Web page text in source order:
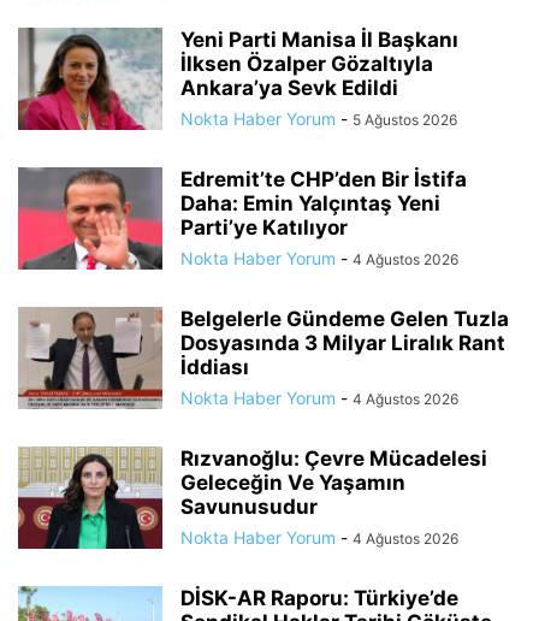
Yeni Parti Manisa İl Başkanı
İlksen Özalper Gözaltıyla
Ankara’ya Sevk Edildi
Nokta Haber Yorum - 5 Ağustos 2026
Edremit’te CHP’den Bir İstifa
Daha: Emin Yalçıntaş Yeni
Parti’ye Katılıyor
Nokta Haber Yorum - 4 Ağustos 2026
Belgelerle Gündeme Gelen Tuzla
Dosyasında 3 Milyar Liralık Rant
İddiası
Nokta Haber Yorum - 4 Ağustos 2026
Rızvanoğlu: Çevre Mücadelesi
Geleceğin Ve Yaşamın
Savunusudur
Nokta Haber Yorum - 4 Ağustos 2026
DİSK-AR Raporu: Türkiye’de